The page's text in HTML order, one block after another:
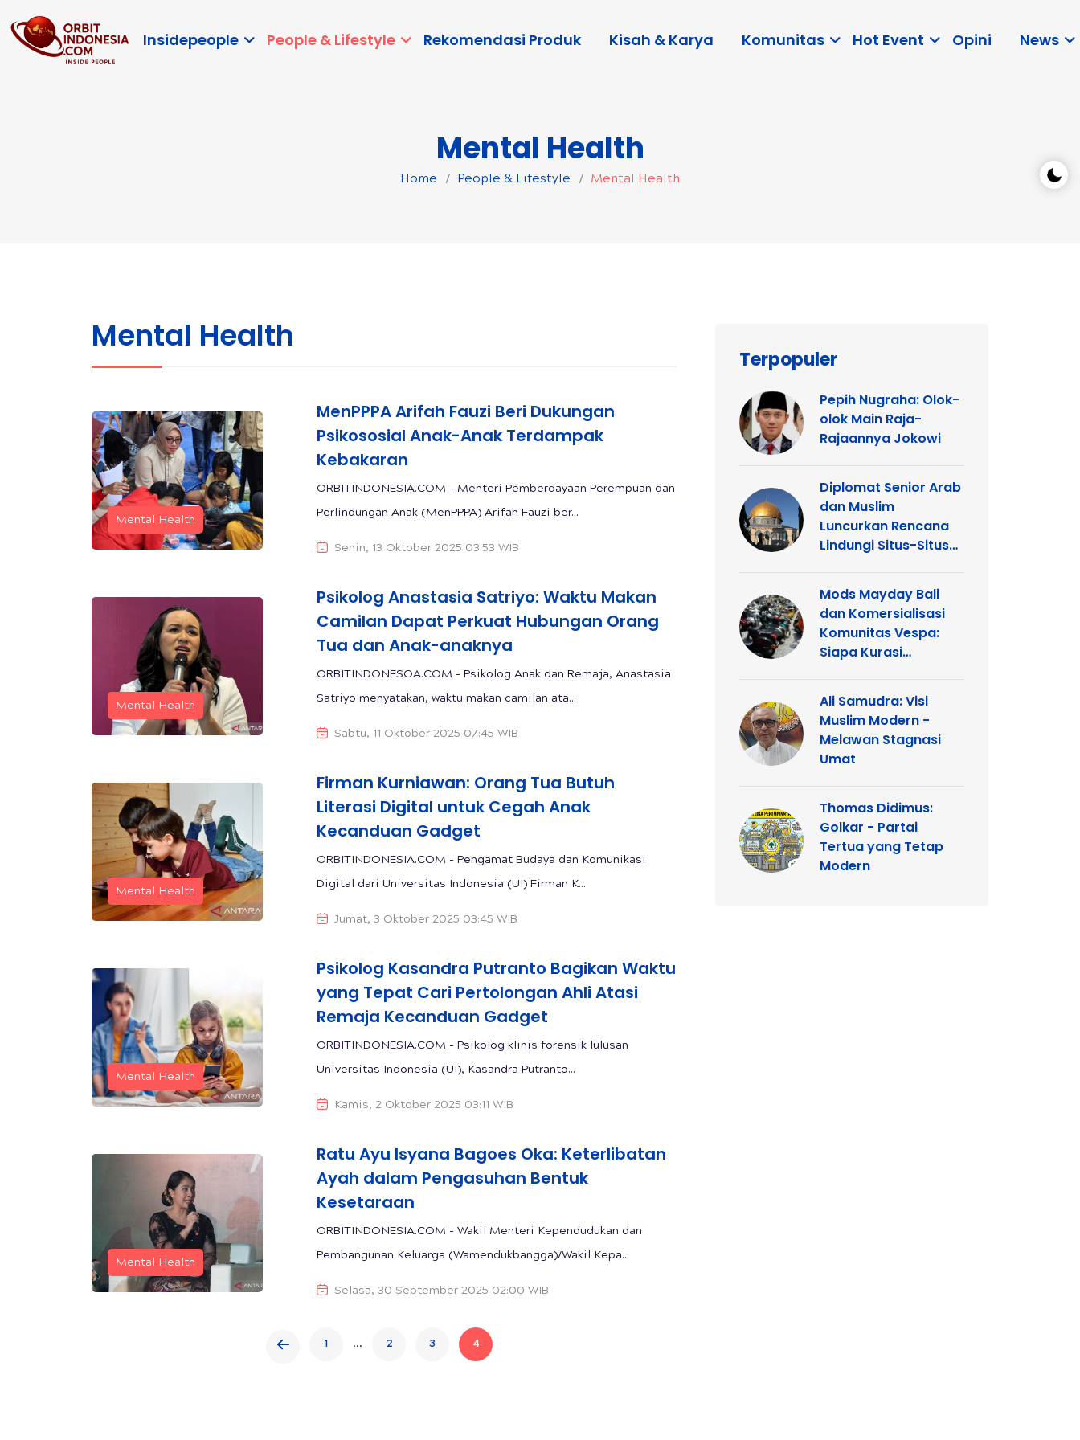
Insidepeople People & Lifestyle Rekomendasi Produk Kisah & Karya Komunitas Hot Event Opini News
Mental Health
Home People & Lifestyle Mental Health
Mental Health
Mental Health
MenPPPA Arifah Fauzi Beri Dukungan
Psikososial Anak-Anak Terdampak
Kebakaran
ORBITINDONESIA.COM - Menteri Pemberdayaan Perempuan dan
Perlindungan Anak (MenPPPA) Arifah Fauzi ber...
Senin, 13 Oktober 2025 03:53 WIB
Mental Health
Psikolog Anastasia Satriyo: Waktu Makan
Camilan Dapat Perkuat Hubungan Orang
Tua dan Anak-anaknya
ORBITINDONESOA.COM - Psikolog Anak dan Remaja, Anastasia
Satriyo menyatakan, waktu makan camilan ata...
Sabtu, 11 Oktober 2025 07:45 WIB
Mental Health
Firman Kurniawan: Orang Tua Butuh
Literasi Digital untuk Cegah Anak
Kecanduan Gadget
ORBITINDONESIA.COM - Pengamat Budaya dan Komunikasi
Digital dari Universitas Indonesia (UI) Firman K...
Jumat, 3 Oktober 2025 03:45 WIB
Mental Health
Psikolog Kasandra Putranto Bagikan Waktu
yang Tepat Cari Pertolongan Ahli Atasi
Remaja Kecanduan Gadget
ORBITINDONESIA.COM - Psikolog klinis forensik lulusan
Universitas Indonesia (UI), Kasandra Putranto...
Kamis, 2 Oktober 2025 03:11 WIB
Mental Health
Ratu Ayu Isyana Bagoes Oka: Keterlibatan
Ayah dalam Pengasuhan Bentuk
Kesetaraan
ORBITINDONESIA.COM - Wakil Menteri Kependudukan dan
Pembangunan Keluarga (Wamendukbangga)/Wakil Kepa...
Selasa, 30 September 2025 02:00 WIB
1 ... 2 3 4
Terpopuler
Pepih Nugraha: Olok-
olok Main Raja-
Rajaannya Jokowi
Diplomat Senior Arab
dan Muslim
Luncurkan Rencana
Lindungi Situs-Situs
Yerusalem
Mods Mayday Bali
dan Komersialisasi
Komunitas Vespa:
Siapa Kurasi
Ali Samudra: Visi
Muslim Modern -
Melawan Stagnasi
Umat
Thomas Didimus:
Golkar - Partai
Tertua yang Tetap
Modern